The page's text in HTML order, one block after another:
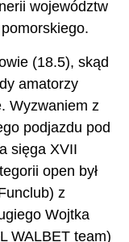
województw
(18.5), skąd
amatorzy
Wyzwaniem z
podjazdu pod
sięga XVII
open był
z
Wojtka
WALBET team)